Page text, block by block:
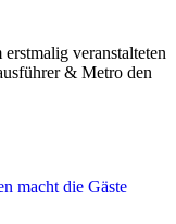
veranstalteten
& Metro den